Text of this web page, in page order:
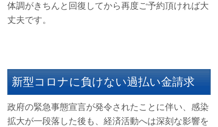
体調がきちんと回復してから再度ご予約頂ければ大
丈夫です。
新型コロナに負けない過払い金請求
政府の緊急事態宣言が発令されたことに伴い、感染
拡大が一段落した後も、経済活動へは深刻な影響を